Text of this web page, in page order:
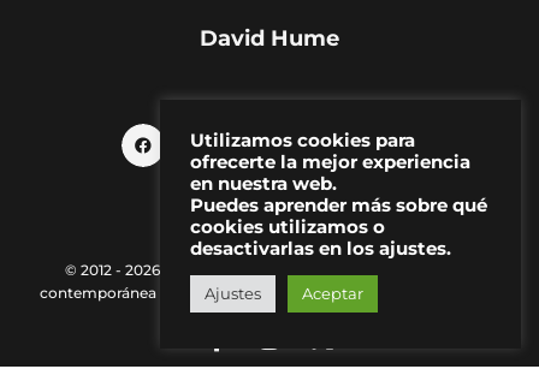
David Hume
© 2012 - 2026 MAKMA | Revista de artes visuales y cultura
contemporánea |
Política de Privacidad|Aviso Legal
Utilizamos cookies para
ofrecerte la mejor experiencia
en nuestra web.
Puedes aprender más sobre qué
cookies utilizamos o
desactivarlas en los ajustes.
Ajustes Aceptar